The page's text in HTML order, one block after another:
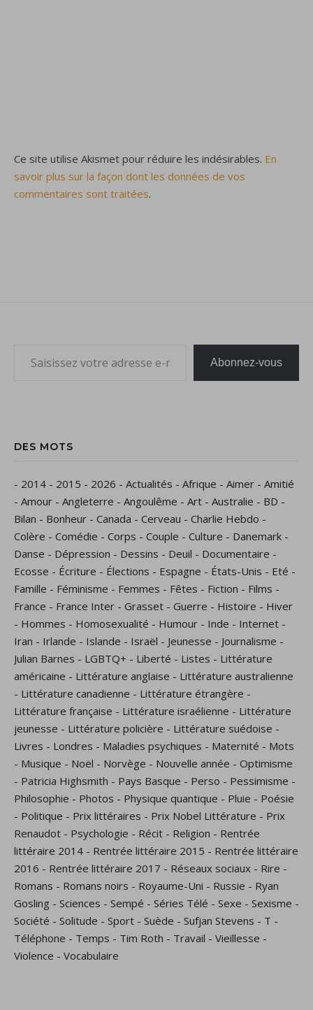
Ce site utilise Akismet pour réduire les indésirables. En
savoir plus sur la façon dont les données de vos
commentaires sont traitées.
Abonnez-vous
DES MOTS
- 2014 - 2015 - 2026 - Actualités - Afrique - Aimer - Amitié
- Amour - Angleterre - Angoulême - Art - Australie - BD -
Bilan - Bonheur - Canada - Cerveau - Charlie Hebdo -
Colère - Comédie - Corps - Couple - Culture - Danemark -
Danse - Dépression - Dessins - Deuil - Documentaire -
Ecosse - Écriture - Élections - Espagne - États-Unis - Eté -
Famille - Féminisme - Femmes - Fêtes - Fiction - Films -
France - France Inter - Grasset - Guerre - Histoire - Hiver
- Hommes - Homosexualité - Humour - Inde - Internet -
Iran - Irlande - Islande - Israël - Jeunesse - Journalisme -
Julian Barnes - LGBTQ+ - Liberté - Listes - Littérature
américaine - Littérature anglaise - Littérature australienne
- Littérature canadienne - Littérature étrangère -
Littérature française - Littérature israélienne - Littérature
jeunesse - Littérature policière - Littérature suédoise -
Livres - Londres - Maladies psychiques - Maternité - Mots
- Musique - Noël - Norvège - Nouvelle année - Optimisme
- Patricia Highsmith - Pays Basque - Perso - Pessimisme -
Philosophie - Photos - Physique quantique - Pluie - Poésie
- Politique - Prix littéraires - Prix Nobel Littérature - Prix
Renaudot - Psychologie - Récit - Religion - Rentrée
littéraire 2014 - Rentrée littéraire 2015 - Rentrée littéraire
2016 - Rentrée littéraire 2017 - Réseaux sociaux - Rire -
Romans - Romans noirs - Royaume-Uni - Russie - Ryan
Gosling - Sciences - Sempé - Séries Télé - Sexe - Sexisme -
Société - Solitude - Sport - Suède - Sufjan Stevens - T -
Téléphone - Temps - Tim Roth - Travail - Vieillesse -
Violence - Vocabulaire